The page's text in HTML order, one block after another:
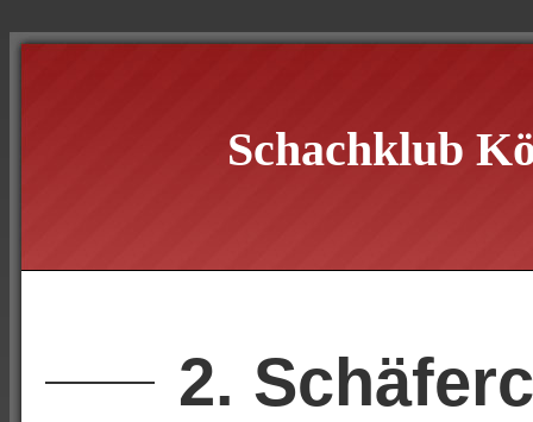
Schachklub
2.